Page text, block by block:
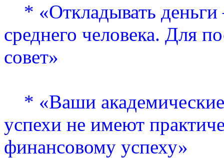
* «Откладывать деньги
среднего человека. Для
совет»
* «Ваши
успехи не имеют
финансовому успеху»